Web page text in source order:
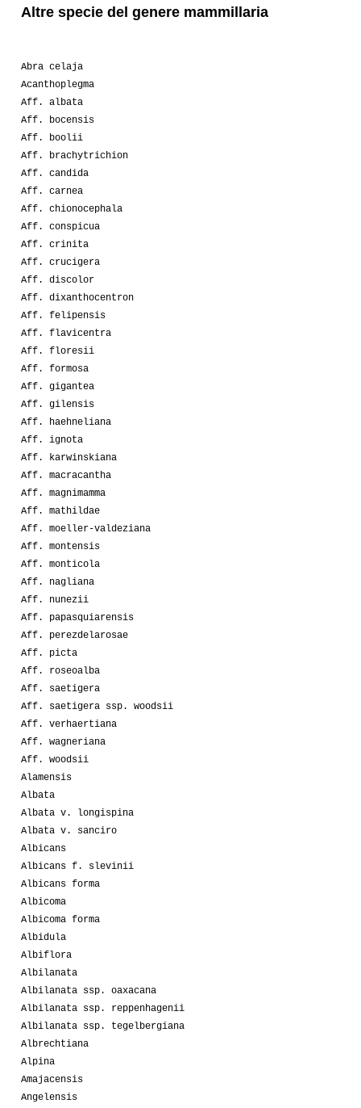
01-2008 Tatella2000
Altre specie del genere mammillaria
Abra celaja
Acanthoplegma
Aff. albata
Aff. bocensis
Aff. boolii
Aff. brachytrichion
Aff. candida
Aff. carnea
Aff. chionocephala
Aff. conspicua
Aff. crinita
Aff. crucigera
Aff. discolor
Aff. dixanthocentron
Aff. felipensis
Aff. flavicentra
Aff. floresii
Aff. formosa
Aff. gigantea
Aff. gilensis
Aff. haehneliana
Aff. ignota
Aff. karwinskiana
Aff. macracantha
Aff. magnimamma
Aff. mathildae
Aff. moeller-valdeziana
Aff. montensis
Aff. monticola
Aff. nagliana
Aff. nunezii
Aff. papasquiarensis
Aff. perezdelarosae
Aff. picta
Aff. roseoalba
Aff. saetigera
Aff. saetigera ssp. woodsii
Aff. verhaertiana
Aff. wagneriana
Aff. woodsii
Alamensis
Albata
Albata v. longispina
Albata v. sanciro
Albicans
Albicans f. slevinii
Albicans forma
Albicoma
Albicoma forma
Albidula
Albiflora
Albilanata
Albilanata ssp. oaxacana
Albilanata ssp. reppenhagenii
Albilanata ssp. tegelbergiana
Albrechtiana
Alpina
Amajacensis
Angelensis